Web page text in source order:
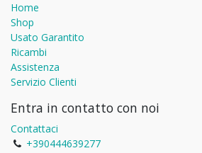
Home
Shop
Usato Garantito
Ricambi
Assistenza
Servizio Clienti
Entra in contatto con noi
Contattaci
+390444639277